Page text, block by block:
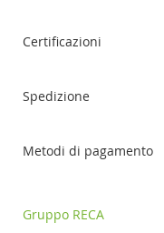
Certificazioni
Spedizione
Metodi di pagamento
Gruppo RECA